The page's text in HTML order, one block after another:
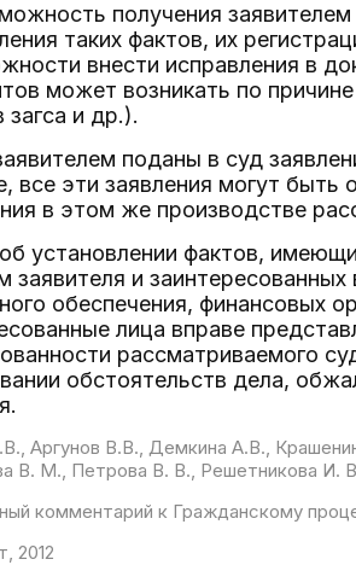
получения
таких фактов, их
внести исправления в
может возникать по
загса и др.).
поданы в суд
все эти заявления могут
в этом же производстве
установлении фактов,
заявителя и
обеспечения, финансовых
лица вправе
рассматриваемого
обстоятельств дела,
Аргунов В.В., Демкина А.В.,
В. М., Петрова В. В., Решетникова И.
комментарий к Гражданскому
2012